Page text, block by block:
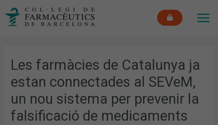
Les farmàcies de Catalunya ja
estan connectades al SEVeM,
un nou sistema per prevenir la
falsificació de medicaments